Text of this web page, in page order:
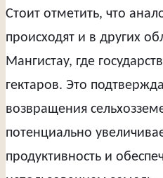
Стоит отметить, что
происходят и в других
Мангистау, где
гектаров. Это
возвращения
потенциально
продуктивность и